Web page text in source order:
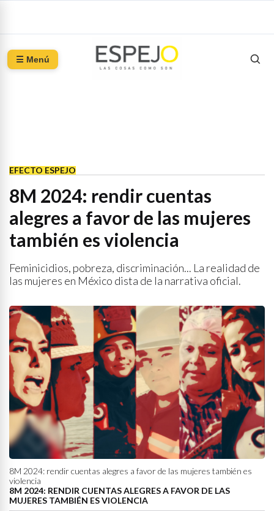
☰ Menú
EFECTO ESPEJO
8M 2024: rendir cuentas
alegres a favor de las mujeres
también es violencia
Feminicidios, pobreza, discriminación... La realidad de
las mujeres en México dista de la narrativa oficial.
8M 2024: rendir cuentas alegres a favor de las mujeres también es
violencia
8M 2024: RENDIR CUENTAS ALEGRES A FAVOR DE LAS
MUJERES TAMBIÉN ES VIOLENCIA